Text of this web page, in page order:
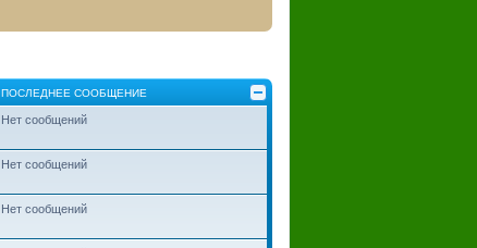
ПОСЛЕДНЕЕ СООБЩЕНИЕ
Нет сообщений
Нет сообщений
Нет сообщений